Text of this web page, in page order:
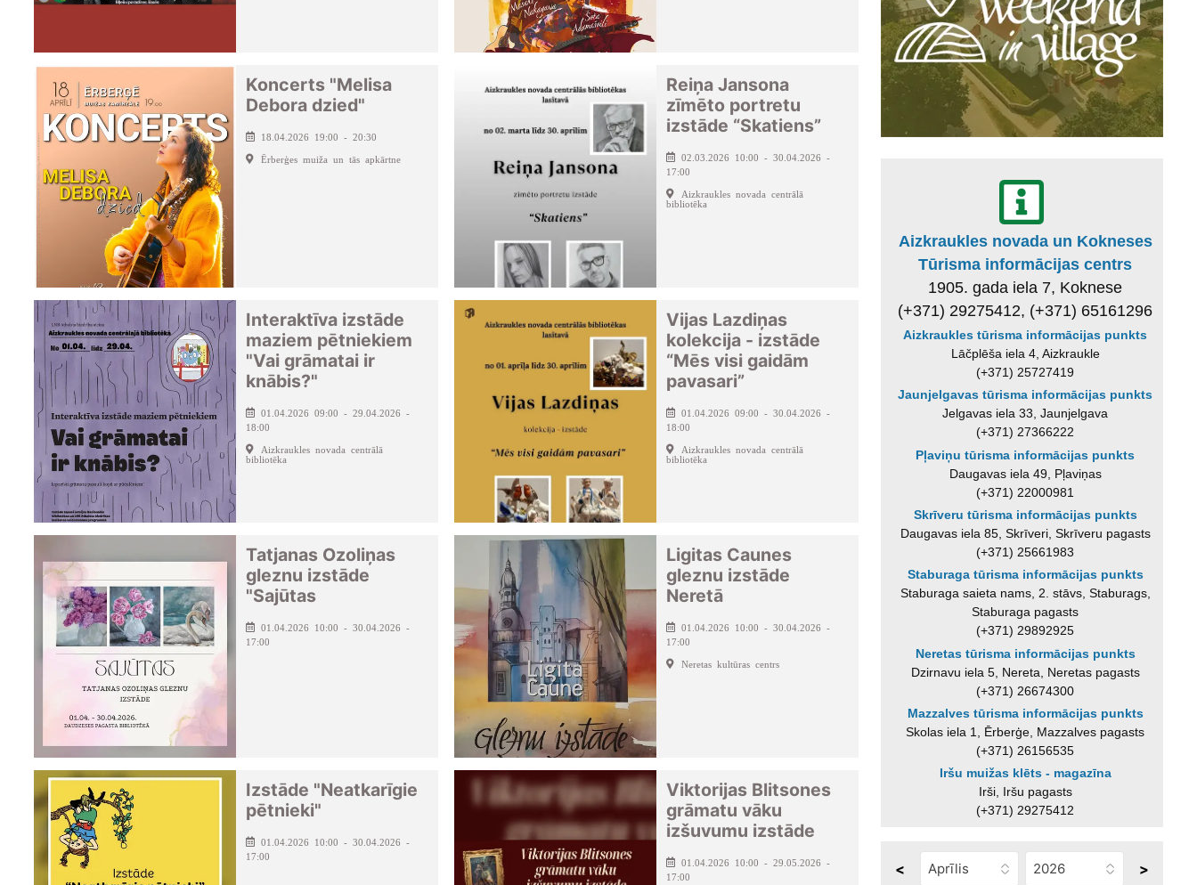
Koncerts "Melisa
Debora dzied"
18.04.2026 19:00 - 20:30
Ērberģes muiža un tās apkārtne
Reiņa Jansona
zīmēto portretu
izstāde “Skatiens”
02.03.2026 10:00 - 30.04.2026 -
17:00
Aizkraukles novada centrālā
bibliotēka
Interaktīva izstāde
maziem pētniekiem
"Vai grāmatai ir
knābis?"
01.04.2026 09:00 - 29.04.2026 -
18:00
Aizkraukles novada centrālā
bibliotēka
Vijas Lazdiņas
kolekcija - izstāde
“Mēs visi gaidām
pavasari”
01.04.2026 09:00 - 30.04.2026 -
18:00
Aizkraukles novada centrālā
bibliotēka
Tatjanas Ozoliņas
gleznu izstāde
"Sajūtas
01.04.2026 10:00 - 30.04.2026 -
17:00
Ligitas Caunes
gleznu izstāde
Neretā
01.04.2026 10:00 - 30.04.2026 -
17:00
Neretas kultūras centrs
Izstāde "Neatkarīgie
pētnieki"
01.04.2026 10:00 - 30.04.2026 -
17:00
Viktorijas Blitsones
grāmatu vāku
izšuvumu izstāde
01.04.2026 10:00 - 29.05.2026 -
17:00
Aizkraukles novada un Kokneses
Tūrisma informācijas centrs
1905. gada iela 7, Koknese
(+371) 29275412, (+371) 65161296
Aizkraukles tūrisma informācijas punkts
Lāčplēša iela 4, Aizkraukle
(+371) 25727419
Jaunjelgavas tūrisma informācijas punkts
Jelgavas iela 33, Jaunjelgava
(+371) 27366222
Pļaviņu tūrisma informācijas punkts
Daugavas iela 49, Pļaviņas
(+371) 22000981
Skrīveru tūrisma informācijas punkts
Daugavas iela 85, Skrīveri, Skrīveru pagasts
(+371) 25661983
Staburaga tūrisma informācijas punkts
Staburaga saieta nams, 2. stāvs, Staburags,
Staburaga pagasts
(+371) 29892925
Neretas tūrisma informācijas punkts
Dzirnavu iela 5, Nereta, Neretas pagasts
(+371) 26674300
Mazzalves tūrisma informācijas punkts
Skolas iela 1, Ērberģe, Mazzalves pagasts
(+371) 26156535
Iršu muižas klēts - magazīna
Irši, Iršu pagasts
(+371) 29275412
< >